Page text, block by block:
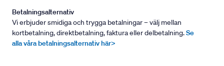
Betalningsalternativ
Vi erbjuder smidiga och trygga betalningar – välj mellan
kortbetalning, direktbetalning, faktura eller delbetalning.Se
alla våra betalningsalternativ här>